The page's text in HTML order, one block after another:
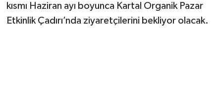
kısmı Haziran ayı boyunca Kartal Organik Pazar
Etkinlik Çadırı’nda ziyaretçilerini bekliyor olacak.